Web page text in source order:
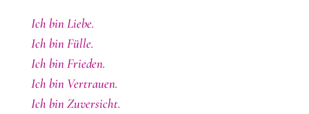
Ich bin Liebe.
Ich bin Fülle.
Ich bin Frieden.
Ich bin Vertrauen.
Ich bin Zuversicht.